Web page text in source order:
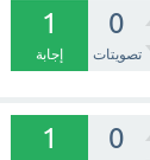
0
تصويتات
1
إجابة
0
1